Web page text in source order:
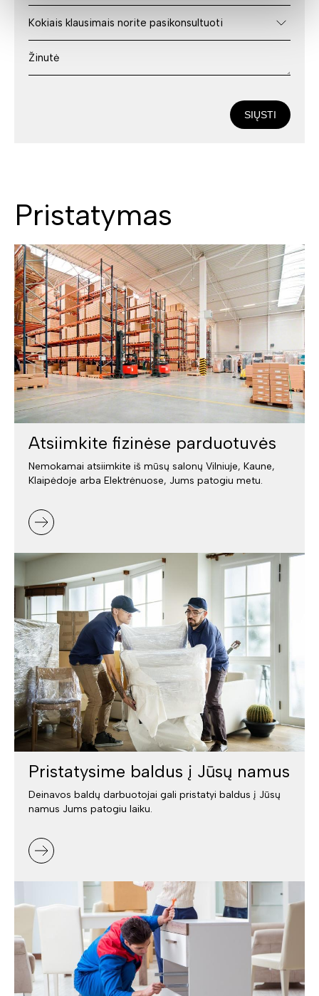
SIŲSTI
Pristatymas
Atsiimkite fizinėse parduotuvės
Nemokamai atsiimkite iš mūsų salonų Vilniuje, Kaune,
Klaipėdoje arba Elektrėnuose, Jums patogiu metu.
Pristatysime baldus į Jūsų namus
Deinavos baldų darbuotojai gali pristatyi baldus į Jūsų
namus Jums patogiu laiku.